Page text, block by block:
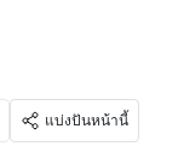
แบ่งปันหน้านี้